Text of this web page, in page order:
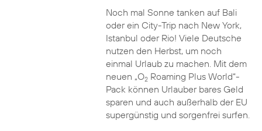
Noch mal Sonne tanken auf Bali
oder ein City-Trip nach New York,
Istanbul oder Rio! Viele Deutsche
nutzen den Herbst, um noch
einmal Urlaub zu machen. Mit dem
neuen „O2Roaming Plus World“-
Pack können Urlauber bares Geld
sparen und auch außerhalb der EU
supergünstig und sorgenfrei surfen.